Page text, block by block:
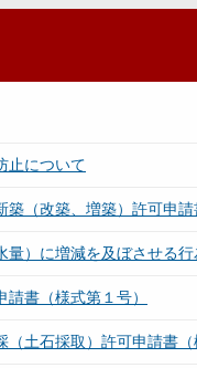
止について
築（改築、増築）許可申請
量）に増減を及ぼさせる行
書（様式第１号）
（土石採取）許可申請書（